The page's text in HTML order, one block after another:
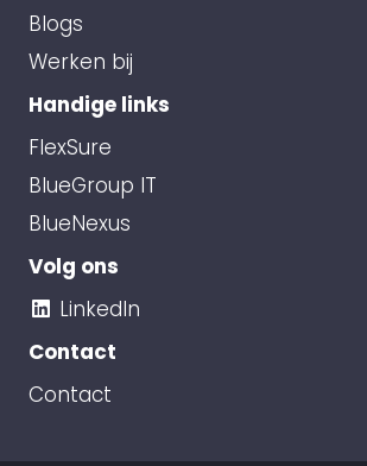
Blogs
Werken bij
Handige links
FlexSure
BlueGroup IT
BlueNexus
Volg ons
LinkedIn
Contact
Contact